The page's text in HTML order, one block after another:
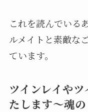
これを読んでいる
ルメイトと素敵な
ています。
ツインレイや
たします〜魂